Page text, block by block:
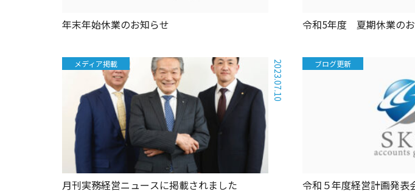
年末年始休業のお知らせ 令和5年度 夏期休業の
2023.07.10
メディア掲載
月刊実務経営ニュースに掲載されました
ブログ更新
令和５年度経営計画発表